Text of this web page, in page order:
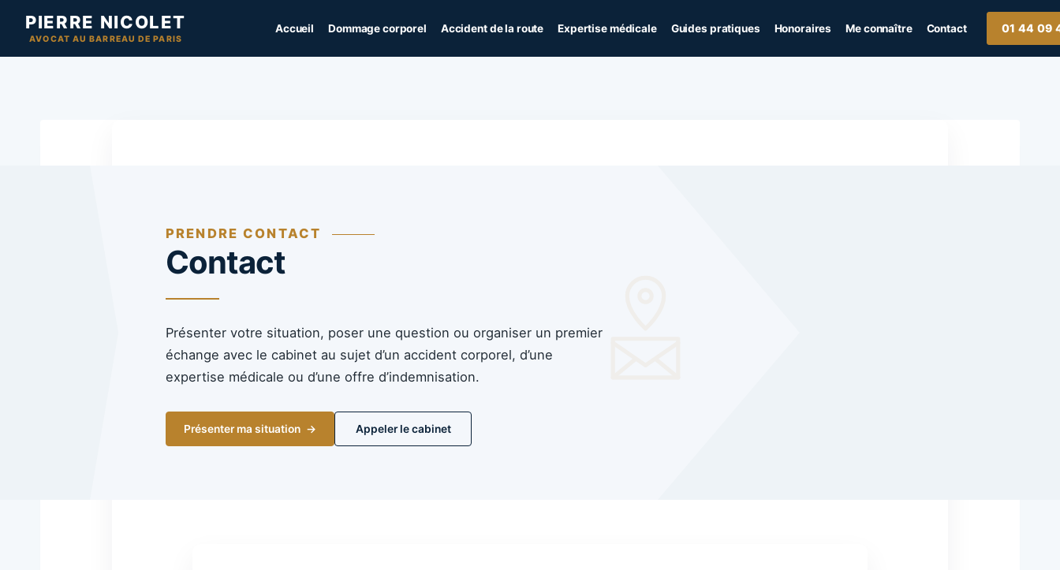
PIERRE NICOLET
AVOCAT AU BARREAU DE PARIS
Accueil Dommage corporel Accident de la route Expertise médicale Guides pratiques Honoraires Me connaître Contact 01 44 09
PRENDRE CONTACT
Contact
Présenter votre situation, poser une question ou organiser un premier
échange avec le cabinet au sujet d’un accident corporel, d’une
expertise médicale ou d’une offre d’indemnisation.
Présenter ma situation Appeler le cabinet